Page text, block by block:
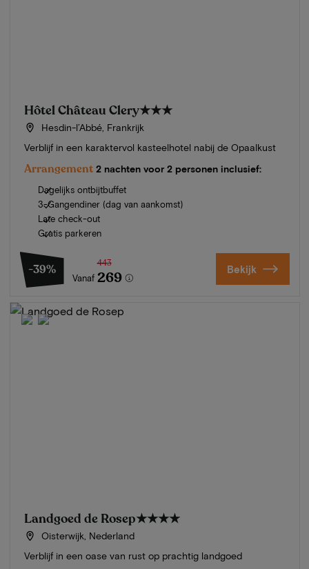
Hôtel Château Clery★★★
Hesdin-l’Abbé, Frankrijk
Verblijf in een karaktervol kasteelhotel nabij de Opaalkust
Arrangement 2 nachten voor 2 personen inclusief:
Dagelijks ontbijtbuffet
3-Gangendiner (dag van aankomst)
Late check-out
Gratis parkeren
-39%
Vanaf
443
269 Bekijk
Landgoed de Rosep★★★★
Oisterwijk, Nederland
Verblijf in een oase van rust op prachtig landgoed